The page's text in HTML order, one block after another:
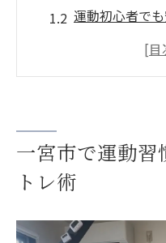
運動初心者で
筋トレ未経験
パーソナルジムを
パーソナルジ
無理なく続く運
善
一宮市で運動
トレ術